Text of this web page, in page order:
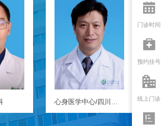

门诊时间

预约挂号

线上门诊
